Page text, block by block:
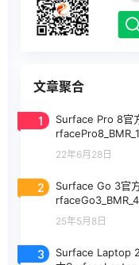
文章聚合
1
Surface Pro 8官
下载
22年6月28日
2
Surface Go 3官
20.zip网盘下载
25年5月8日
3
Surface Laptop